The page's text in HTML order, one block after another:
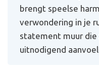
brengt speelse
verwondering in je
statement muur die
uitnodigend